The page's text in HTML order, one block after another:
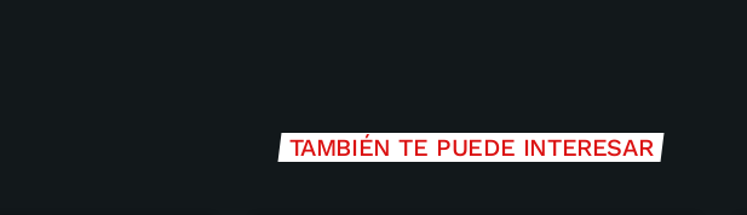
TAMBIÉN TE PUEDE INTERESAR